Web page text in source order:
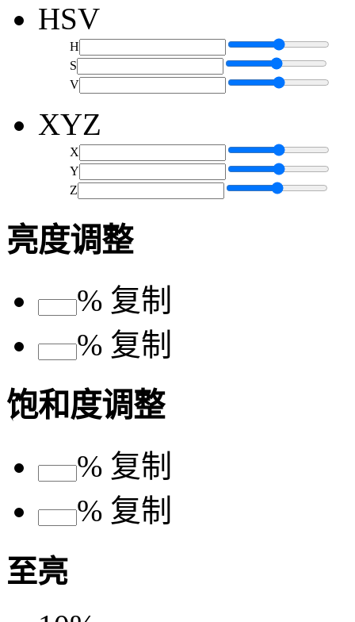
HSV
H
S
V
XYZ
X
Y
Z
亮度调整
% 复制
% 复制
饱和度调整
% 复制
% 复制
至亮